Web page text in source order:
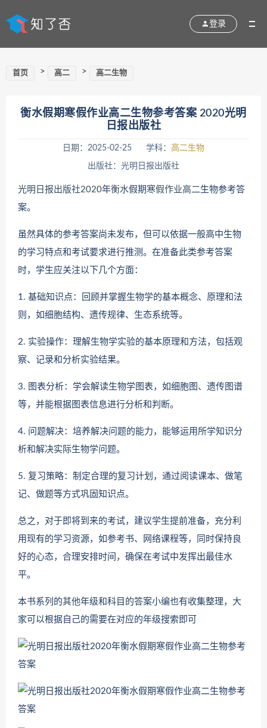
登录
首页 > 高二 > 高二生物
衡水假期寒假作业高二生物参考答案 2020光明
日报出版社
日期：2025-02-25 学科： 高二生物
出版社：光明日报出版社
光明日报出版社2020年衡水假期寒假作业高二生物参考答
案。
虽然具体的参考答案尚未发布，但可以依据一般高中生物
的学习特点和考试要求进行推测。在准备此类参考答案
时，学生应关注以下几个方面：
1. 基础知识点：回顾并掌握生物学的基本概念、原理和法
则，如细胞结构、遗传规律、生态系统等。
2. 实验操作：理解生物学实验的基本原理和方法，包括观
察、记录和分析实验结果。
3. 图表分析：学会解读生物学图表，如细胞图、遗传图谱
等，并能根据图表信息进行分析和判断。
4. 问题解决：培养解决问题的能力，能够运用所学知识分
析和解决实际生物学问题。
5. 复习策略：制定合理的复习计划，通过阅读课本、做笔
记、做题等方式巩固知识点。
总之，对于即将到来的考试，建议学生提前准备，充分利
用现有的学习资源，如参考书、网络课程等，同时保持良
好的心态，合理安排时间，确保在考试中发挥出最佳水
平。
本书系列的其他年级和科目的答案小编也有收集整理，大
家可以根据自己的需要在对应的年级搜索即可